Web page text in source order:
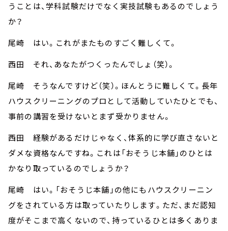
うことは、学科試験だけでなく実技試験もあるのでしょう
か？
尾崎 はい。これがまたものすごく難しくて。
西田 それ、あなたがつくったんでしょ（笑）。
尾崎 そうなんですけど（笑）。ほんとうに難しくて。長年
ハウスクリーニングのプロとして活動していたひとでも、
事前の講習を受けないとまず受かりません。
西田 経験があるだけじゃなく、体系的に学び直さないと
ダメな資格なんですね。これは「おそうじ本舗」のひとは
かなり取っているのでしょうか？
尾崎 はい。「おそうじ本舗」の他にもハウスクリーニン
グをされている方は取っていたりします。ただ、まだ認知
度がそこまで高くないので、持っているひとは多くありま